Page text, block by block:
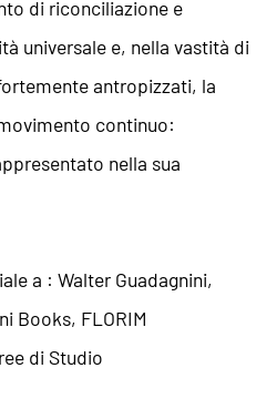
di riconciliazione e
universale e, nella vastità di
antropizzati, la
continuo:
nella sua
a : Walter Guadagnini,
Books, FLORIM
di Studio